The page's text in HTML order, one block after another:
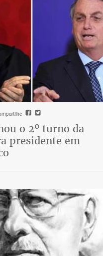
o 2º turno da
presidente em